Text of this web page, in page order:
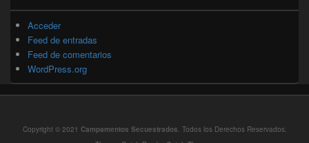
Acceder
Feed de entradas
Feed de comentarios
WordPress.org
Copyright © 2021 Campamentos Secuestrados. Todos los Derechos Reservados.